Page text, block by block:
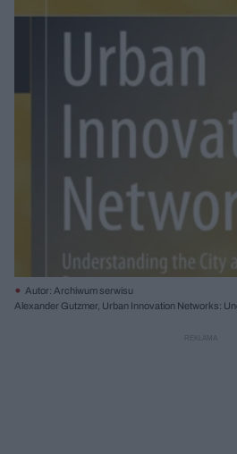
Autor: Archiwum serwisu
Alexander Gutzmer, Urban Innovation Networks: